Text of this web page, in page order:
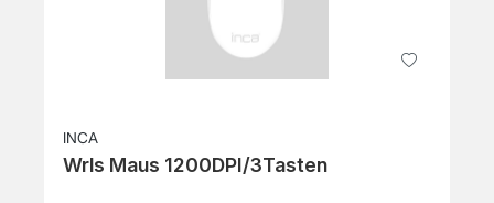
INCA
Wrls Maus 1200DPI/3Tasten